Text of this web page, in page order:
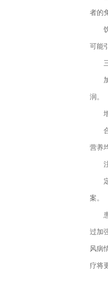
者的
饮
可能
三
加
润。
增
合
营养
注
定
案。
过加
风病
疗将